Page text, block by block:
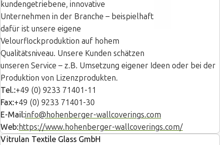
kundengetriebene, innovative
Unternehmen in der Branche – beispielhaft
dafür ist unsere eigene
Velourflockproduktion auf hohem
Qualitätsniveau. Unsere Kunden schätzen
unseren Service – z.B. Umsetzung eigener Ideen oder bei der
Produktion von Lizenzprodukten.
Tel.:+49 (0) 9233 71401-11
Fax:+49 (0) 9233 71401-30
E-Mail:info@hohenberger-wallcoverings.com
Web: https://www.hohenberger-wallcoverings.com/
Vitrulan Textile Glass GmbH